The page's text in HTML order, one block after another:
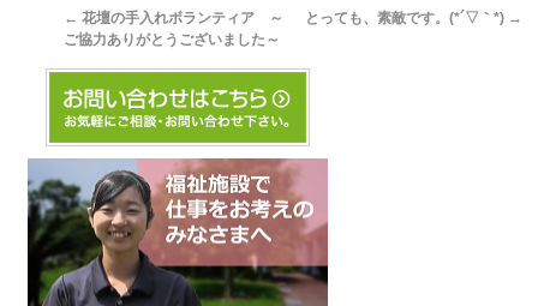
← 花壇の手入れボランティア ～
ご協力ありがとうございました～
とっても、素敵です。(*´▽｀*) →